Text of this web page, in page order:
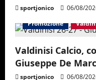
sportjonico
06/08/
Promozione
Valdinisi Calcio,
Giuseppe De
sportjonico 06/08/